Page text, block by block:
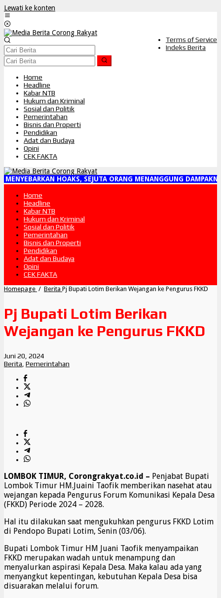
Lewati ke konten
Terms of Service
Indeks Berita
Home
Headline
Kabar NTB
Hukum dan Kriminal
Sosial dan Politik
Pemerintahan
Bisnis dan Properti
Pendidikan
Adat dan Budaya
Opini
CEK FAKTA
HOAKS, SEJUTA ORANG MENANGGUNG DAMPAKNYA"
Home
Headline
Kabar NTB
Hukum dan Kriminal
Sosial dan Politik
Pemerintahan
Bisnis dan Properti
Pendidikan
Adat dan Budaya
Opini
CEK FAKTA
Homepage / Berita Pj Bupati Lotim Berikan Wejangan ke Pengurus FKKD
Pj Bupati Lotim Berikan
Wejangan ke Pengurus FKKD
Juni 20, 2024
Berita Pemerintahan
LOMBOK TIMUR, Corongrakyat.co.id – Penjabat Bupati
Lombok Timur HM.Juaini Taofik memberikan nasehat atau
wejangan kepada Pengurus Forum Komunikasi Kepala Desa
(FKKD) Periode 2024 – 2028.
Hal itu dilakukan saat mengukuhkan pengurus FKKD Lotim
di Pendopo Bupati Lotim, Senin (03/06).
Bupati Lombok Timur HM Juani Taofik menyampaikan
FKKD merupakan wadah untuk menampung dan
menyalurkan aspirasi Kepala Desa. Maka kalau ada yang
menyangkut kepentingan, kebutuhan Kepala Desa bisa
disuarakan melalui forum.